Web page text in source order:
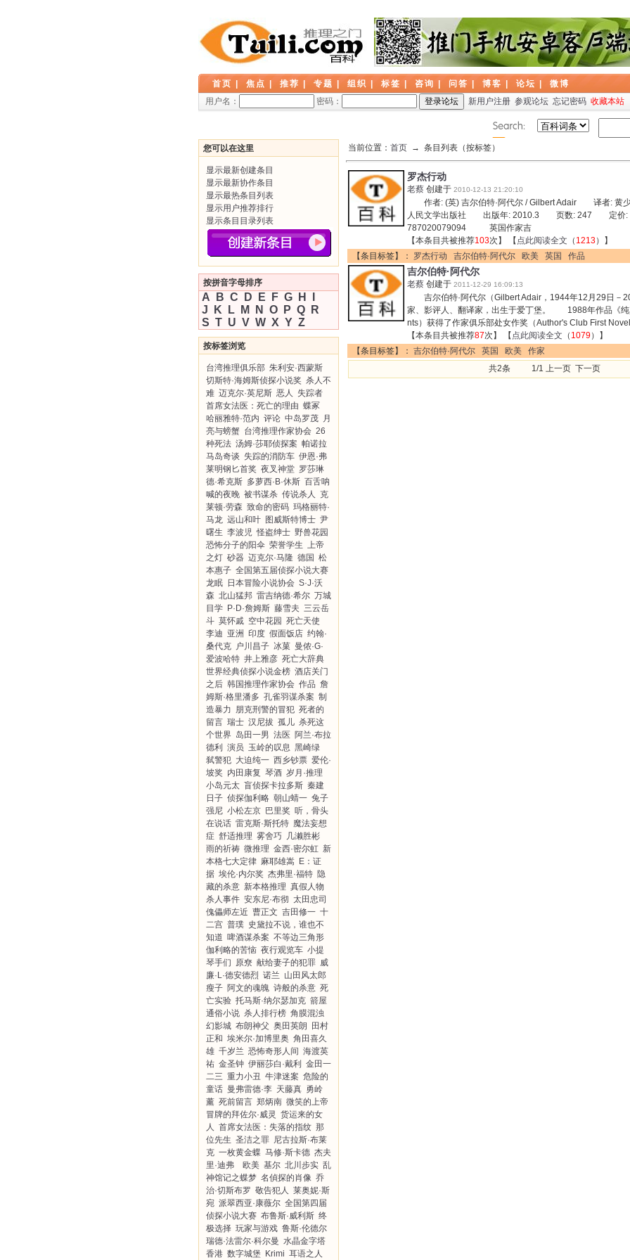
首页 焦点 推荐 专题 组织 标签 咨询 问答 博客 论坛
微博
用户名：
密码： 新用户注册 参观论坛 忘记密码 收藏本站
您可以在这里
显示最新创建条目
显示最新协作条目
显示最热条目列表
显示用户推荐排行
显示条目目录列表
按拼音字母排序
A B C D E F G H
J
K L M N O P Q
R
S T U V W X Y Z
按标签浏览
台湾推理俱乐部 朱利安·西蒙斯
切斯特·海姆斯侦探小说奖 杀人不
难 迈克尔·英尼斯 恶人
失踪者
首席女法医：死亡的理由 蝶冢
哈丽雅特·范内 评论 中岛罗茂 月
亮与螃蟹 台湾推理作家协会 26
种死法 汤姆·莎耶侦探案 帕诺拉
马岛奇谈 失踪的消防车 伊恩·弗
莱明钢匕首奖 夜叉神堂 罗莎琳
德·希克斯 多萝西·B·休斯 百舌呐
喊的夜晚 被书谋杀 传说杀人
克
莱顿·劳森 致命的密码 玛格丽特·
马龙 远山和叶 图威斯特博士 尹
曙生 李波児 怪盗绅士 野兽花园
恐怖分子的阳伞 荣誉学生 上帝
之灯 砂器 迈克尔·马隆 德国 松
本惠子 全国第五届侦探小说大赛
龙眠 日本冒险小说协会 S·J·沃
森 北山猛邦 雷吉纳德·希尔 万城
目学 P·D·詹姆斯 藤雪夫 三云岳
斗 莫怀戚 空中花园 死亡天使
李迪 亚洲 印度 假面饭店 约翰·
桑代克 户川昌子 冰菓 曼侬·G·
爱波哈特 井上雅彦 死亡大辞典
世界经典侦探小说金榜 酒店关门
之后 韩国推理作家协会 作品 詹
姆斯·格里潘多 孔雀羽谋杀案 制
造暴力 朋克刑警的冒犯 死者的
留言 瑞士 汉尼拔 孤儿 杀死这
个世界 岛田一男 法医 阿兰·布拉
德利
演员 玉岭的叹息 黑崎绿
弑警犯 大迫纯一 西乡钞票 爱伦·
坡奖 内田康复 琴酒 岁月·推理
小岛元太 盲侦探卡拉多斯 秦建
日子 侦探伽利略 朝山蜻一 兔子
强尼 小松左京 巴里奖 听，骨头
在说话 雷克斯·斯托特 魔法妄想
症 舒适推理 雾舍巧 几濑胜彬
雨的祈祷 微推理 金西·密尔虹 新
本格七大定律 麻耶雄嵩 E：证
据 埃伦·内尔奖 杰弗里·福特 隐
藏的杀意 新本格推理 真假人物
杀人事件 安东尼·布彻 太田忠司
傀儡师左近 曹正文 吉田修一 十
二宫 普璞 史黛拉不说，谁也不
知道 啤酒谋杀案 不等边三角形
伽利略的苦恼 夜行观览车 小提
琴手们 原尞 献给妻子的犯罪 威
廉·L·德安德烈 诺兰 山田风太郎
瘦子 阿文的魂魄 诗般的杀意 死
亡实验 托马斯·纳尔瑟加克 箭屋
通俗小说 杀人排行榜 角膜混浊
幻影城 布朗神父 奥田英朗
田村
正和 埃米尔·加博里奥 角田喜久
雄 千岁兰 恐怖奇形人间 海渡英
祐 金圣钟 伊丽莎白·戴利
金田一
二三 重力小丑 牛津迷案 危险的
童话 曼弗雷德·李 天藤真 勇岭
薰 死前留言 郑炳南 微笑的上帝
冒牌的拜佐尔·威灵 货运来的女
人 首席女法医：失落的指纹 那
位先生 圣洁之罪 尼古拉斯·布莱
克 一枚黄金蝶 马修·斯卡德 杰夫
里·迪弗 欧美 基尔 北川步实 乱
神馆记之蝶梦 名偵探的肖像 乔
治·切斯布罗 敬告犯人 莱奥妮·斯
宛 派翠西亚·康薇尔 全国第四届
侦探小说大赛 布鲁斯·威利斯 终
极选择 玩家与游戏 鲁斯·伦德尔
瑞德·法雷尔·科尔曼 水晶金字塔
香港 数字城堡 Krimi 耳语之人
当前位置： 首页 → 条目列表（按标签）
罗杰行动
老蔡 创建于 2010-12-13 21:20:10
作者: (英) 吉尔伯特·阿代尔 / Gilbert Adair 译者: 黄
人民文学出版社 出版年: 2010.3 页数: 247 定
787020079094 英国作家吉
【本条目共被推荐103次】 【 点此阅读全文 （ 1213）】
【条目标签】： 罗杰行动 吉尔伯特·阿代尔 欧美 英国 作品
吉尔伯特·阿代尔
老蔡 创建于 2011-12-29 16:09:13
吉尔伯特·阿代尔（Gilbert Adair，1944年12月29日－
家、影评人、翻译家，出生于爱丁堡。 1988年作品《纯
nts）获得了作家俱乐部处女作奖（Author's Club First
【本条目共被推荐87次】 【 点此阅读全文 （ 1079）】
【条目标签】： 吉尔伯特·阿代尔 英国 欧美
作家
共2条 1/1 上一页 下一页